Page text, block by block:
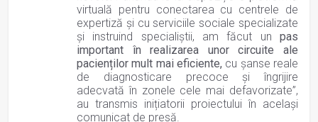
virtuală pentru conectarea cu centrele de
expertiză și cu serviciile sociale specializate
și instruind specialiștii, am făcut un pas
important în realizarea unor circuite ale
pacienților mult mai eficiente, cu șanse reale
de diagnosticare precoce și îngrijire
adecvată în zonele cele mai defavorizate”,
au transmis inițiatorii proiectului în același
comunicat de presă.